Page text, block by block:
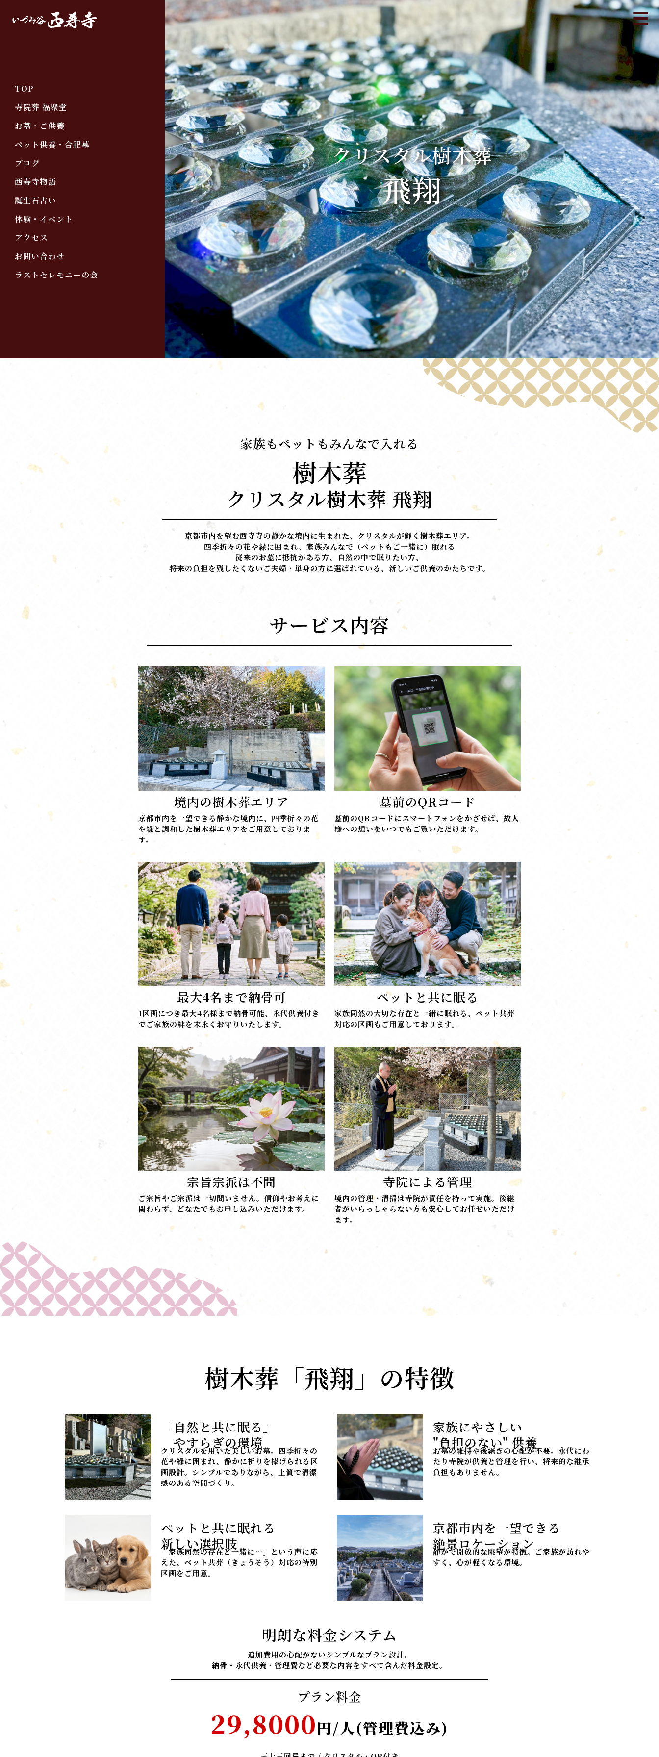
TOP
寺院葬 福聚堂
お墓・ご供養
ペット供養・合祀墓
ブログ
西寿寺物語
誕生石占い
体験・イベント
アクセス
お問い合わせ
ラストセレモニーの会
クリスタル樹木葬
飛翔
家族もペットもみんなで入れる
樹木葬
クリスタル樹木葬 飛翔
京都市内を望む西寺寺の静かな境内に生まれた、クリスタルが輝く樹木葬エリア。
四季折々の花や緑に囲まれ、家族みんなで（ペットもご一緒に）眠れる
従来のお墓に抵抗がある方、自然の中で眠りたい方、
将来の負担を残したくないご夫婦・単身の方に選ばれている、新しいご供養のかたちです。
サービス内容
境内の樹木葬エリア
京都市内を一望できる静かな境内に、四季折々の花
や緑と調和した樹木葬エリアをご用意しておりま
す。
墓前のQRコード
墓前のQRコードにスマートフォンをかざせば、故人
様への想いをいつでもご覧いただけます。
最大4名まで納骨可
1区画につき最大4名様まで納骨可能、永代供養付き
でご家族の絆を末永くお守りいたします。
ペットと共に眠る
家族同然の大切な存在と一緒に眠れる、ペット共葬
対応の区画もご用意しております。
宗旨宗派は不問
ご宗旨やご宗派は一切問いません。信仰やお考えに
関わらず、どなたでもお申し込みいただけます。
寺院による管理
境内の管理・清掃は寺院が責任を持って実施。後継
者がいらっしゃらない方も安心してお任せいただけ
ます。
樹木葬「飛翔」の特徴
「自然と共に眠る」
やすらぎの環境
クリスタルを用いた美しいお墓。四季折々の
花や緑に囲まれ、静かに祈りを捧げられる区
画設計。シンプルでありながら、上質で清潔
感のある空間づくり。
家族にやさしい
"負担のない" 供養
お墓の維持や後継ぎの心配が不要。永代にわ
たり寺院が供養と管理を行い、将来的な継承
負担もありません。
ペットと共に眠れる
新しい選択肢
「家族同然の存在と一緒に…」という声に応
えた、ペット共葬（きょうそう）対応の特別
区画をご用意。
京都市内を一望できる
絶景ロケーション
静かで開放的な眺望が特徴。ご家族が訪れや
すく、心が軽くなる環境。
明朗な料金システム
追加費用の心配がないシンプルなプラン設計。
納骨・永代供養・管理費など必要な内容をすべて含んだ料金設定。
プラン料金
29,8000円/人(管理費込み)